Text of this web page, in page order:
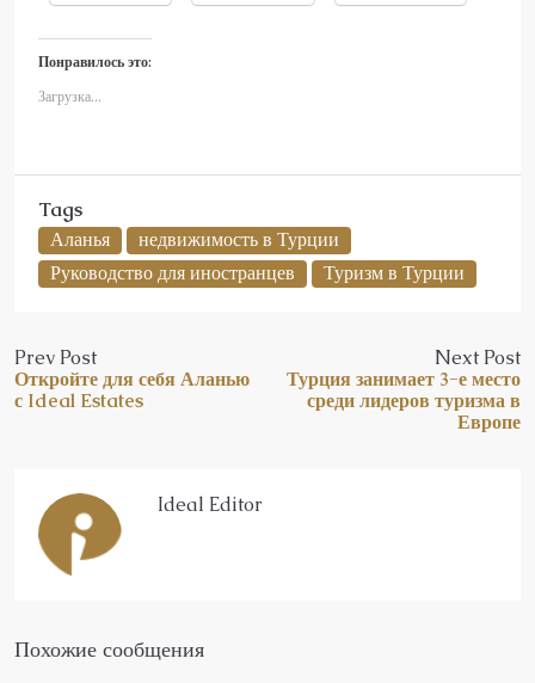
Понравилось это:
Загрузка...
Tags
Аланья
недвижимость в Турции
Руководство для иностранцев
Туризм в Турции
Prev Post
Откройте для себя Аланью
с Ideal Estates
Next Post
Турция занимает 3-е место
среди лидеров туризма в
Европе
Ideal Editor
Похожие сообщения